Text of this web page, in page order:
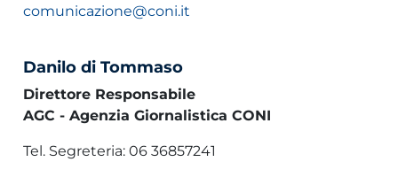
comunicazione@coni.it
Danilo di Tommaso
Direttore Responsabile
AGC - Agenzia Giornalistica CONI
Tel. Segreteria: 06 36857241